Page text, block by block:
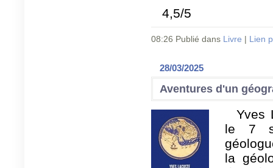
4,5/5
08:26 Publié dans Livre Lien
28/03/2025
Aventures d'un
Yves
le 7
la